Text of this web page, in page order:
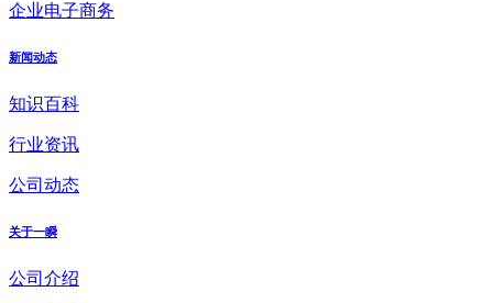
企业电子商务
新闻动态
知识百科
行业资讯
公司动态
关于一瞬
公司介绍